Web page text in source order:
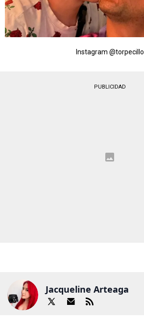
Instagram @torpecillo
PUBLICIDAD
Jacqueline Arteaga